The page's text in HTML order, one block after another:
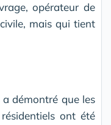
opérateur de
mais qui tient
démontré que les
ont été